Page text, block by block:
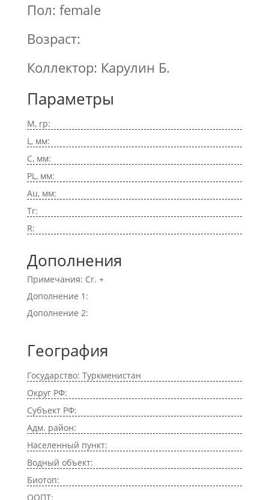
Пол: female
Возраст:
Коллектор: Карулин Б.
Параметры
M, гр:
L, мм:
C, мм:
PL, мм:
Au, мм:
Tr:
R:
Дополнения
Примечания: Cr. +
Дополнение 1:
Дополнение 2:
География
Государство: Туркменистан
Округ РФ:
Субъект РФ:
Адм. район:
Населенный пункт:
Водный объект:
Биотоп:
ООПТ: